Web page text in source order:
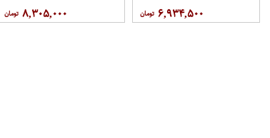
۶,۹۳۴,۵۰۰ ۸,۳۰۵,۰۰۰